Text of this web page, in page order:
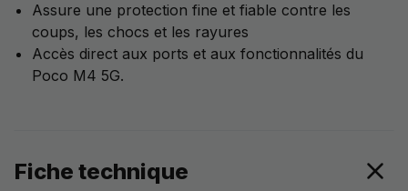
Assure une protection fine et fiable contre les
coups, les chocs et les rayures
Accès direct aux ports et aux fonctionnalités du
Poco M4 5G.
Fiche technique